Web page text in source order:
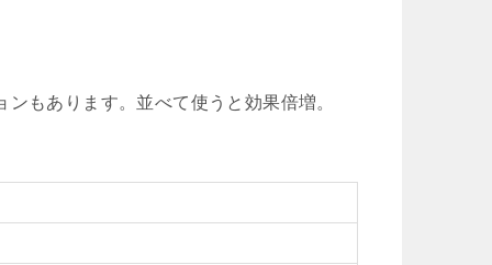
もあります。並べて使うと効果倍増。